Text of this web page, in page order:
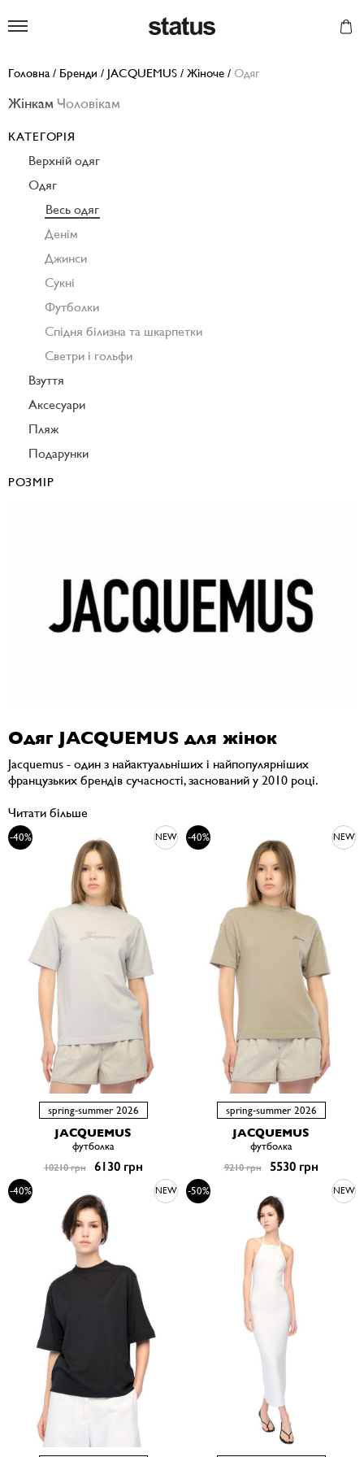
Головна / Бренди / JACQUEMUS / Жіноче / Одяг
Одяг JACQUEMUS для жінок
Jacquemus - один з найактуальніших і найпопулярніших
французьких брендів сучасності, заснований у 2010 році.
Читати більше
-40% NEW
spring-summer 2026
JACQUEMUS
футболка
10210 грн 6130 грн
-40% NEW
spring-summer 2026
JACQUEMUS
футболка
9210 грн 5530 грн
-40% NEW -50% NEW
Жінкам Чоловікам
КАТЕГОРІЯ
Верхній одяг
Одяг
Весь одяг
Денім
Джинси
Сукні
Футболки
Спідня білизна та шкарпетки
Светри і гольфи
Взуття
Аксесуари
Пляж
Подарунки
РОЗМІР